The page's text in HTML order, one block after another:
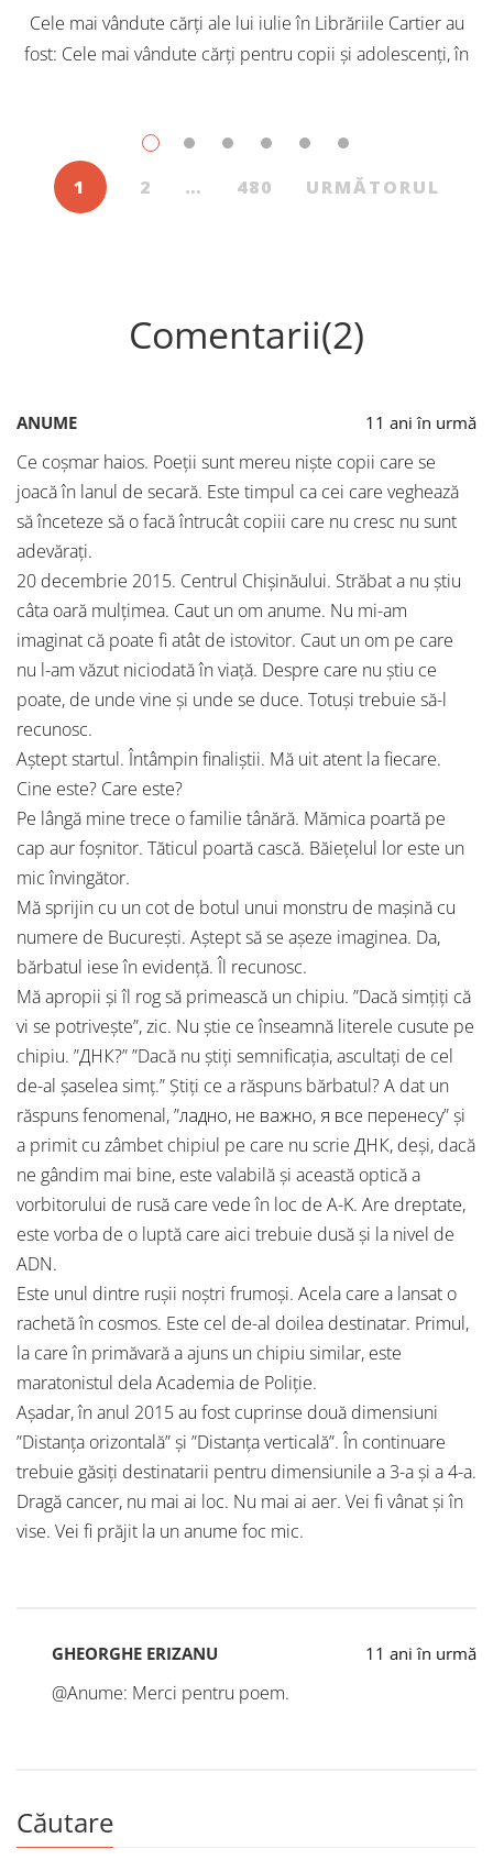
Cele mai vândute cărți ale lui iulie în Librăriile Cartier au
fost: Cele mai vândute cărți pentru copii și adolescenți, în
1 2 … 480 URMĂTORUL
Comentarii(2)
ANUME 11 ani în urmă
Ce coșmar haios. Poeții sunt mereu niște copii care se
joacă în lanul de secară. Este timpul ca cei care veghează
să înceteze să o facă întrucât copiii care nu cresc nu sunt
adevărați.
20 decembrie 2015. Centrul Chișinăului. Străbat a nu știu
câta oară mulțimea. Caut un om anume. Nu mi-am
imaginat că poate fi atât de istovitor. Caut un om pe care
nu l-am văzut niciodată în viață. Despre care nu știu ce
poate, de unde vine și unde se duce. Totuși trebuie să-l
recunosc.
Aștept startul. Întâmpin finaliștii. Mă uit atent la fiecare.
Cine este? Care este?
Pe lângă mine trece o familie tânără. Mămica poartă pe
cap aur foșnitor. Tăticul poartă cască. Băiețelul lor este un
mic învingător.
Mă sprijin cu un cot de botul unui monstru de mașină cu
numere de București. Aștept să se așeze imaginea. Da,
bărbatul iese în evidență. Îl recunosc.
Mă apropii și îl rog să primească un chipiu. ”Dacă simțiți că
vi se potrivește”, zic. Nu știe ce înseamnă literele cusute pe
chipiu. ”ДНК?” ”Dacă nu știți semnificația, ascultați de cel
de-al șaselea simț.” Știți ce a răspuns bărbatul? A dat un
răspuns fenomenal, ”ладно, не важно, я все перенесу” și
a primit cu zâmbet chipiul pe care nu scrie ДНК, deși, dacă
ne gândim mai bine, este valabilă și această optică a
vorbitorului de rusă care vede în loc de A-K. Are dreptate,
este vorba de o luptă care aici trebuie dusă și la nivel de
ADN.
Este unul dintre rușii noștri frumoși. Acela care a lansat o
rachetă în cosmos. Este cel de-al doilea destinatar. Primul,
la care în primăvară a ajuns un chipiu similar, este
maratonistul dela Academia de Poliție.
Așadar, în anul 2015 au fost cuprinse două dimensiuni
”Distanța orizontală” și ”Distanța verticală”. În continuare
trebuie găsiți destinatarii pentru dimensiunile a 3-a și a 4-a.
Dragă cancer, nu mai ai loc. Nu mai ai aer. Vei fi vânat și în
vise. Vei fi prăjit la un anume foc mic.
GHEORGHE ERIZANU 11 ani în urmă
@Anume: Merci pentru poem.
Căutare